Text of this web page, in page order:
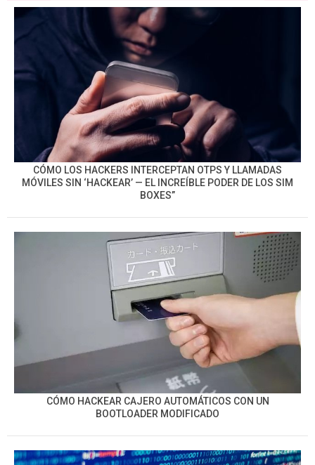
CÓMO LOS HACKERS INTERCEPTAN OTPS Y LLAMADAS
MÓVILES SIN ‘HACKEAR’ — EL INCREÍBLE PODER DE LOS SIM
BOXES”
CÓMO HACKEAR CAJERO AUTOMÁTICOS CON UN
BOOTLOADER MODIFICADO